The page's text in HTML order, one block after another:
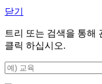
닫기
트리 또는 검색을 통해
클릭 하십시오.